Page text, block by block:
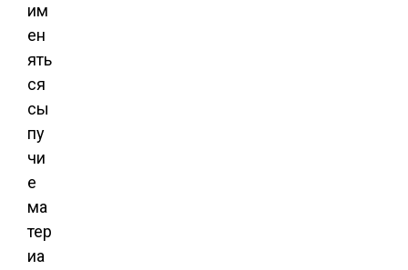
им
ен
ять
ся
сы
пу
чи
е
ма
тер
иа